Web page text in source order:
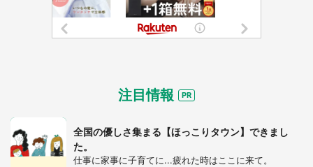
注目情報
全国の優しさ集まる【ほっこりタウン】できまし
た。
仕事に家事に子育てに...疲れた時はここに来て。